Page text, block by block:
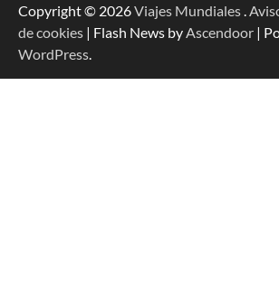
Copyright © 2026Viajes Mundiales.
de cookies | Flash News byAscendoor |
WordPress.